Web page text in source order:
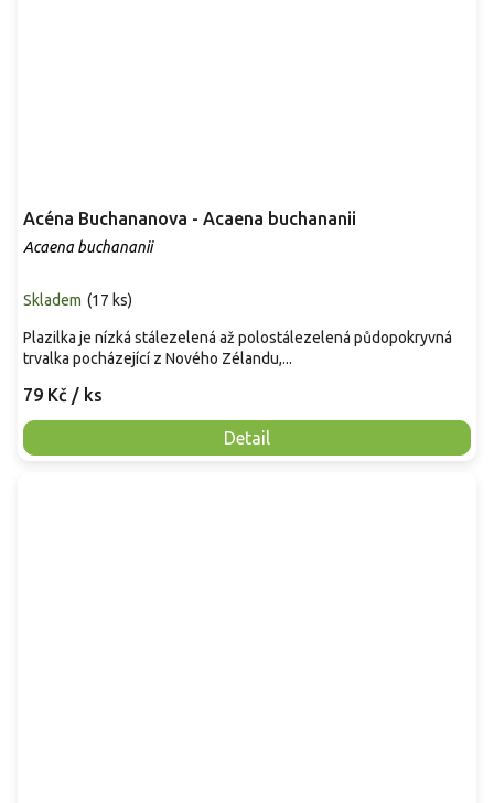
Acéna Buchananova - Acaena buchananii
Acaena buchananii
Skladem (17 ks)
79 Kč / ks
Detail
Plazilka je nízká stálezelená až polostálezelená půdopokryvná
trvalka pocházející z Nového Zélandu,...